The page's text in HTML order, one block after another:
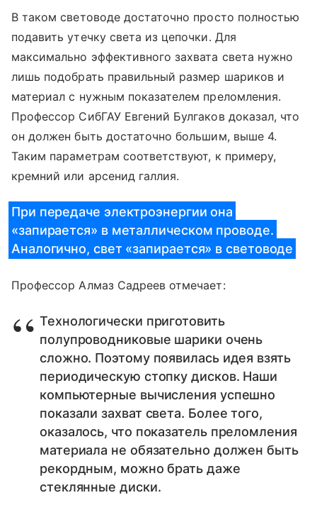
В таком световоде достаточно просто полностью
подавить утечку света из цепочки. Для
максимально эффективного захвата света нужно
лишь подобрать правильный размер шариков и
материал с нужным показателем преломления.
Профессор СибГАУ Евгений Булгаков доказал, что
он должен быть достаточно большим, выше 4.
Таким параметрам соответствуют, к примеру,
кремний или арсенид галлия.
При передаче электроэнергии она
«запирается» в металлическом проводе.
Аналогично, свет «запирается» в световоде
Профессор Алмаз Садреев отмечает:
Технологически приготовить
полупроводниковые шарики очень
сложно. Поэтому появилась идея взять
периодическую стопку дисков. Наши
компьютерные вычисления успешно
показали захват света. Более того,
оказалось, что показатель преломления
материала не обязательно должен быть
рекордным, можно брать даже
стеклянные диски.